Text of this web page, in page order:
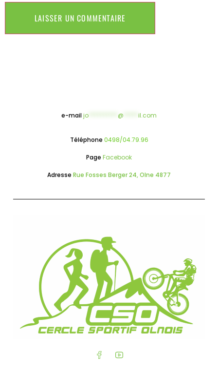
e-mailjo @ il.com
Téléphone 0498/04.79.96
Page Facebook
Adresse Rue Fosses Berger 24, Olne 4877